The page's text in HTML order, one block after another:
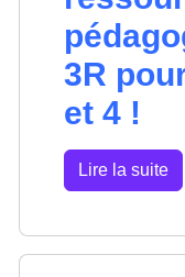
3R
et 4 !
Lire la suite